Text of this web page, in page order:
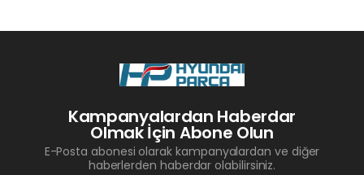
Kampanyalardan Haberdar
Olmak İçin Abone Olun
E-Posta abonesi olarak kampanyalardan ve diğer
haberlerden haberdar olabilirsiniz.